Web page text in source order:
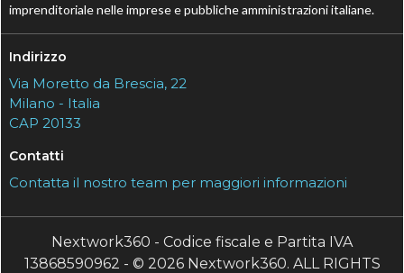
imprenditoriale nelle imprese e pubbliche amministrazioni italiane.
Indirizzo
Via Moretto da Brescia, 22
Milano - Italia
CAP 20133
Contatti
Contatta il nostro team per maggiori informazioni
Nextwork360 - Codice fiscale e Partita IVA
13868590962 - © 2026 Nextwork360. ALL RIGHTS